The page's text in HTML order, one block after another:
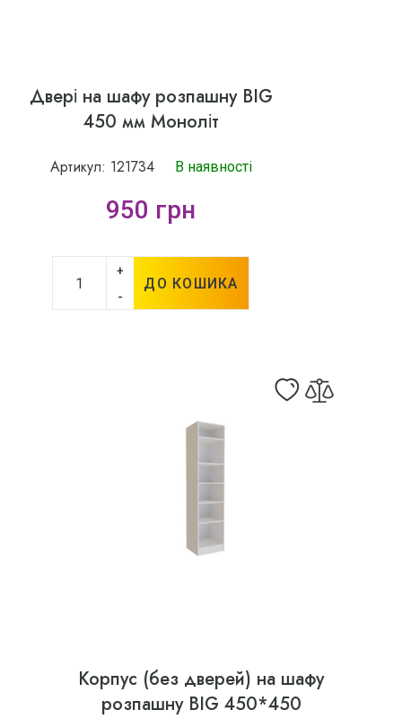
Двері на шафу розпашну BIG
450 мм Моноліт
Артикул: 121734 В наявності
950 грн
+
-
ДО КОШИКА
Корпус (без дверей) на шафу
розпашну BIG 450*450